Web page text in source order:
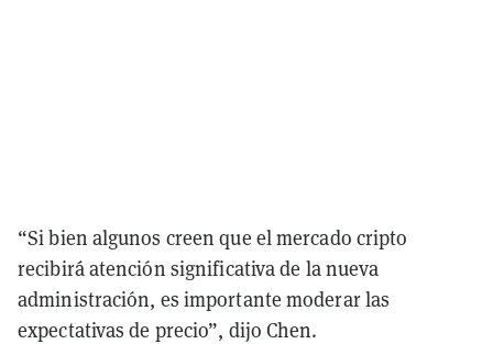
“Si bien algunos creen que el mercado cripto
recibirá atención significativa de la nueva
administración, es importante moderar las
expectativas de precio”, dijo Chen.